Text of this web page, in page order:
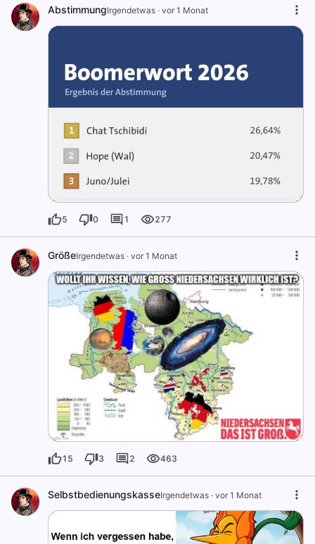
AbstimmungIrgendetwas · vor 1 Monat
5 0 1 277
GrößeIrgendetwas · vor 1 Monat
15 3 2 463
SelbstbedienungskasseIrgendetwas · vor 1 Monat